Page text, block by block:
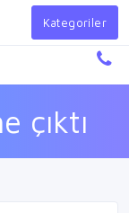
Giriş Yap
çıktı
Kategoriler